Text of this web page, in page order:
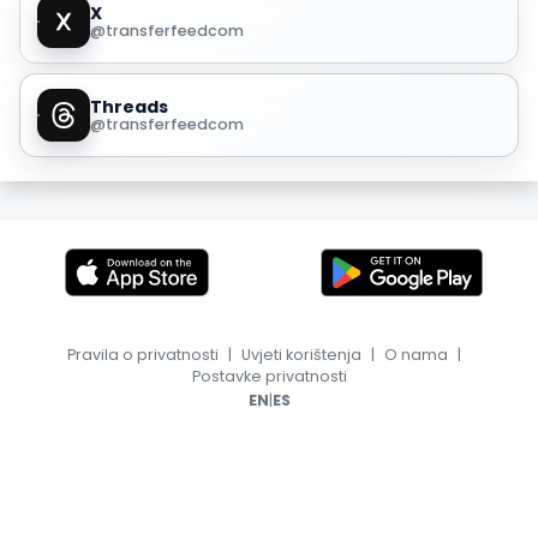
X
@transferfeedcom
Threads
@transferfeedcom
Pravila o privatnosti | Uvjeti korištenja | O nama |
Postavke privatnosti
EN|ES